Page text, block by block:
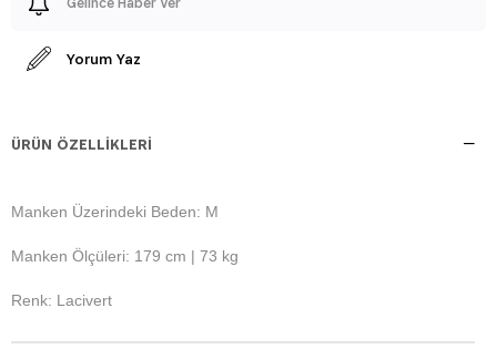
Yorum Yaz
ÜRÜN ÖZELLIKLERI
Manken Üzerindeki Beden: M
Manken Ölçüleri: 179 cm | 73 kg
Renk: Lacivert